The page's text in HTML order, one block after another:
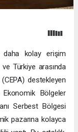
daha kolay erişim
Türkiye arasında
(CEPA) destekleyen
Bölgeler
Serbest Bölgesi
pazarına kolayca